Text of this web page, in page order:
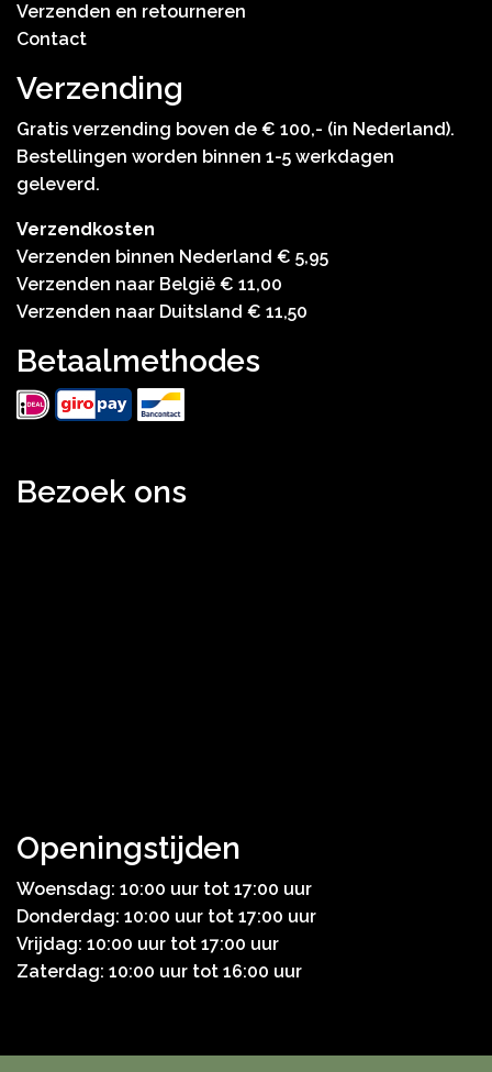
Verzenden en retourneren
Contact
Verzending
Gratis verzending boven de € 100,- (in Nederland).
Bestellingen worden binnen 1-5 werkdagen
geleverd.
Verzendkosten
Verzenden binnen Nederland € 5,95
Verzenden naar België € 11,00
Verzenden naar Duitsland € 11,50
Betaalmethodes
Bezoek ons
Openingstijden
Woensdag: 10:00 uur tot 17:00 uur
Donderdag: 10:00 uur tot 17:00 uur
Vrijdag: 10:00 uur tot 17:00 uur
Zaterdag: 10:00 uur tot 16:00 uur